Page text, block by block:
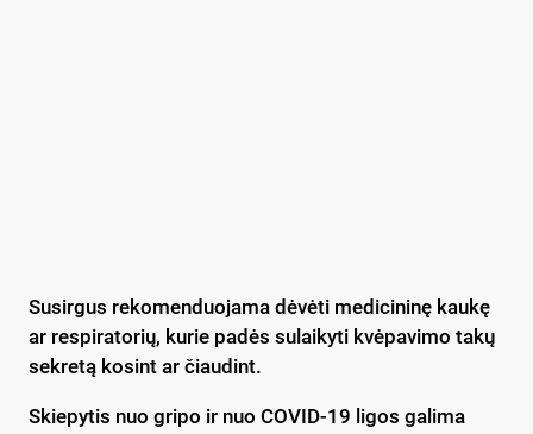
Susirgus rekomenduojama dėvėti medicininę kaukę
ar respiratorių, kurie padės sulaikyti kvėpavimo takų
sekretą kosint ar čiaudint.
Skiepytis nuo gripo ir nuo COVID-19 ligos galima